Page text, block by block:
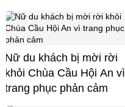
Nữ du khách bị mời rời
khỏi Chùa Cầu Hội An vì
trang phục phản cảm